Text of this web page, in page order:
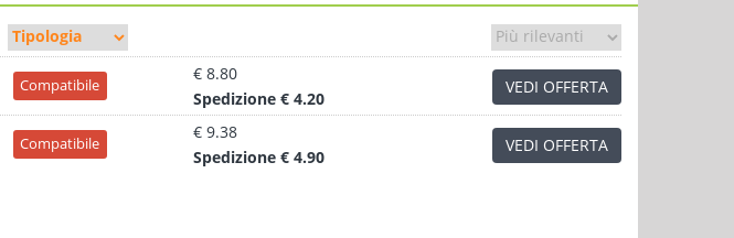
Compatibile
€ 8.80
Spedizione € 4.20
VEDI OFFERTA
Compatibile
€ 9.38
Spedizione € 4.90
VEDI OFFERTA